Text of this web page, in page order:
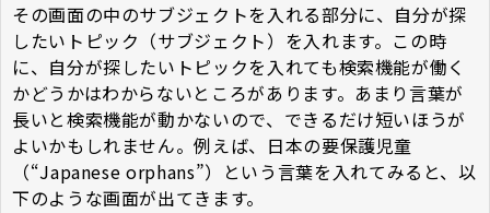
その画面の中のサブジェクトを入れる部分に、自分が探
したいトピック（サブジェクト）を入れます。この時
に、自分が探したいトピックを入れても検索機能が働く
かどうかはわからないところがあります。あまり言葉が
長いと検索機能が動かないので、できるだけ短いほうが
よいかもしれません。例えば、日本の要保護児童
（“Japanese orphans”）という言葉を入れてみると、以
下のような画面が出てきます。